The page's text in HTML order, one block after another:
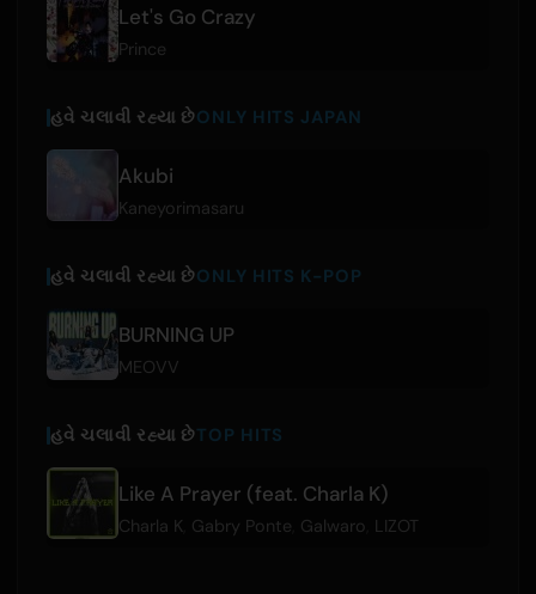
Let's Go Crazy
Prince
હવે ચલાવી રહ્યા છેONLY HITS JAPAN
Akubi
Kaneyorimasaru
હવે ચલાવી રહ્યા છેONLY HITS K-POP
BURNING UP
MEOVV
હવે ચલાવી રહ્યા છેTOP HITS
Like A Prayer (feat. Charla K)
Charla K Gabry Ponte Galwaro LIZOT